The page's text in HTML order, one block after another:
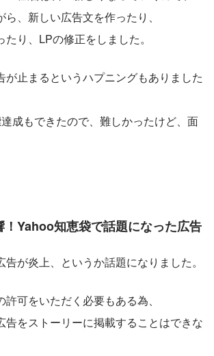
、新しい広告文を作ったり、
り、LPの修正をしました。
が止まるというハプニングもありました
成もできたので、難しかったけど、面
！Yahoo知恵袋で話題になった広告
が炎上、というか話題になりました。
可をいただく必要もある為、
告をストーリーに掲載することはできな